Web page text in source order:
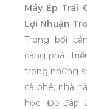
Máy Ép Trái
Lợi Nhuận
Trong bối
càng phát
trong những
cà phê, nhà
học. Để đáp